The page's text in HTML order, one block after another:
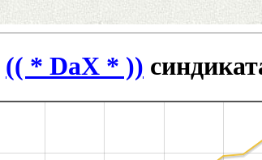
(( * DaX * ))